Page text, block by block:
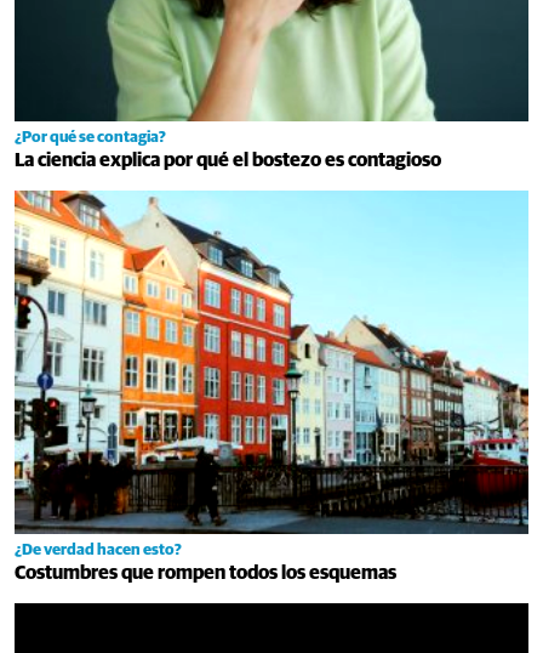
¿Por qué se contagia?
La ciencia explica por qué el bostezo es contagioso
¿De verdad hacen esto?
Costumbres que rompen todos los esquemas